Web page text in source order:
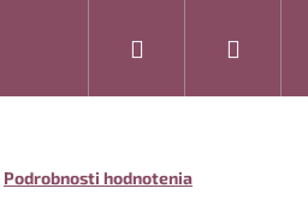
Drogéria
Podrobnosti hodnotenia